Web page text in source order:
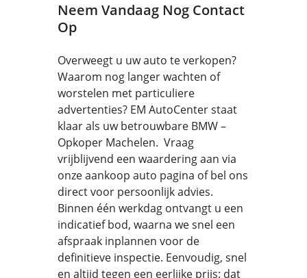
Neem Vandaag Nog Contact
Op
Overweegt u uw auto te verkopen?
Waarom nog langer wachten of
worstelen met particuliere
advertenties? EM AutoCenter staat
klaar als uw betrouwbare BMW –
Opkoper Machelen. Vraag
vrijblijvend een waardering aan via
onze aankoop auto pagina of bel ons
direct voor persoonlijk advies.
Binnen één werkdag ontvangt u een
indicatief bod, waarna we snel een
afspraak inplannen voor de
definitieve inspectie. Eenvoudig, snel
en altijd tegen een eerlijke prijs: dat